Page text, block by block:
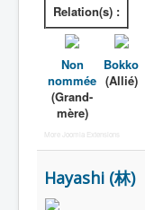
Relation(s) :
Non
nommée
(Grand-
mère)
Bokko
(Allié)
More Joomla Extensions
Hayashi (林)